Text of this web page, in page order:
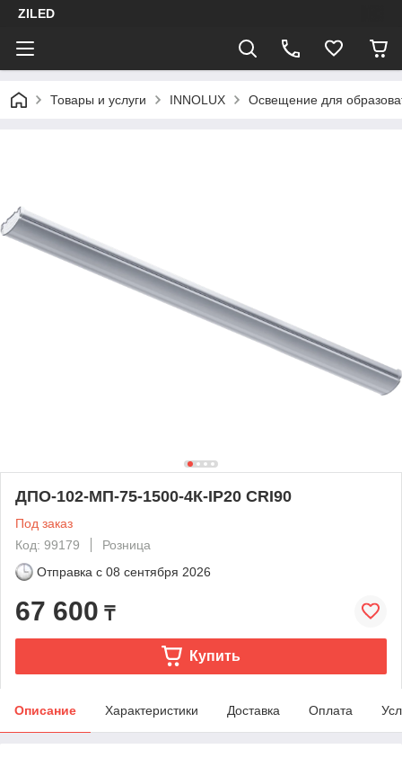
ZILED
Товары и услуги INNOLUX Освещение для
ДПО-102-MП-75-1500-4К-IP20 CRI90
Под заказ
Код: 99179
Розница
Отправка с 08 сентября 2026
67 600 ₸
Купить
Описание Характеристики Доставка Оплата